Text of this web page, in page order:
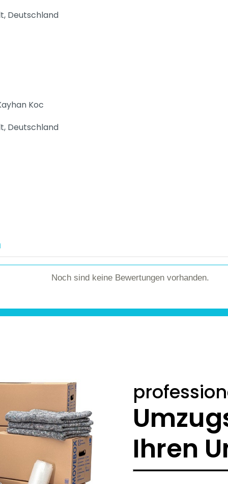
Deutschland
Koc
Deutschland
Noch sind keine Bewertungen vorhanden.
Ihren